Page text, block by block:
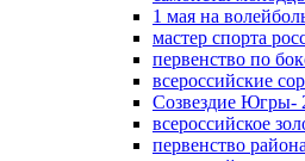
1 мая на
мастер спорта
первенство по
всероссийские
Созвездие Югры-
всероссийское
первенство